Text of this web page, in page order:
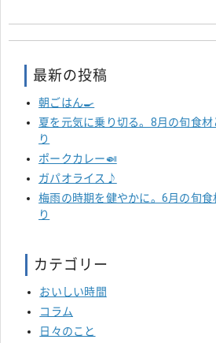
最新の投稿
朝ごはん🍳
夏を元気に乗り切る。8月の旬食材
り
ポークカレー🍛
ガパオライス♪
梅雨の時期を健やかに。6月の旬食
り
カテゴリー
おいしい時間
コラム
日々のこと